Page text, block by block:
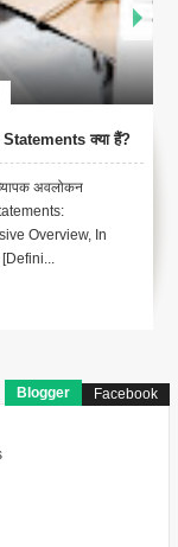
क्या हैं?
व्यापक अवलोकन
Overview, In
[Defini...
Blogger Facebook